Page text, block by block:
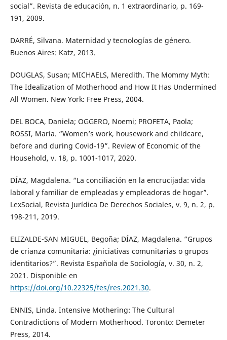
social”. Revista de educación, n. 1 extraordinario, p. 169-
191, 2009.
DARRÉ, Silvana. Maternidad y tecnologías de género.
Buenos Aires: Katz, 2013.
DOUGLAS, Susan; MICHAELS, Meredith. The Mommy Myth:
The Idealization of Motherhood and How It Has Undermined
All Women. New York: Free Press, 2004.
DEL BOCA, Daniela; OGGERO, Noemi; PROFETA, Paola;
ROSSI, María. “Women’s work, housework and childcare,
before and during Covid-19”. Review of Economic of the
Household, v. 18, p. 1001-1017, 2020.
DÍAZ, Magdalena. “La conciliación en la encrucijada: vida
laboral y familiar de empleadas y empleadoras de hogar”.
LexSocial, Revista Jurídica De Derechos Sociales, v. 9, n. 2, p.
198-211, 2019.
ELIZALDE-SAN MIGUEL, Begoña; DÍAZ, Magdalena. “Grupos
de crianza comunitaria: ¿iniciativas comunitarias o grupos
identitarios?”. Revista Española de Sociología, v. 30, n. 2,
2021. Disponible en
https://doi.org/10.22325/fes/res.2021.30.
ENNIS, Linda. Intensive Mothering: The Cultural
Contradictions of Modern Motherhood. Toronto: Demeter
Press, 2014.